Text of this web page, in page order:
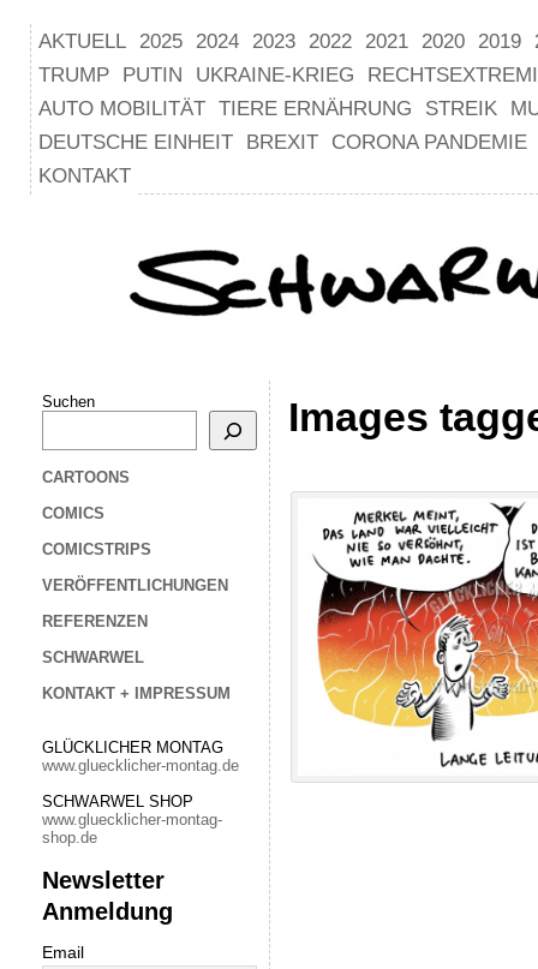
AKTUELL 2025 2024 2023 2022 2021 2020 2019
TRUMP
PUTIN UKRAINE-KRIEG
AUTO MOBILITÄT TIERE ERNÄHRUNG STREIK
DEUTSCHE EINHEIT
BREXIT
CORONA PANDEMIE
KONTAKT
Suchen
CARTOONS
COMICS
COMICSTRIPS
VERÖFFENTLICHUNGEN
REFERENZEN
SCHWARWEL
KONTAKT + IMPRESSUM
GLÜCKLICHER MONTAG
www.gluecklicher-montag.de
SCHWARWEL SHOP
www.gluecklicher-montag-
shop.de
Newsletter
Anmeldung
Email
Images